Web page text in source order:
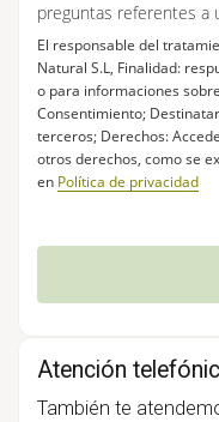
preguntas referentes a
El responsable del
Natural S.L, Finalidad:
o para informaciones
Consentimiento;
terceros; Derechos:
otros derechos, como se
en Política de privacidad
Atención
También te